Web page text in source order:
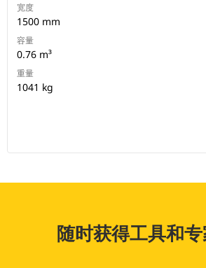
宽度
1500 mm
容量
0.76 m³
重量
1041 kg
随时获得工具和